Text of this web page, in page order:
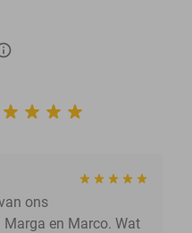
ons
en Marco. Wat